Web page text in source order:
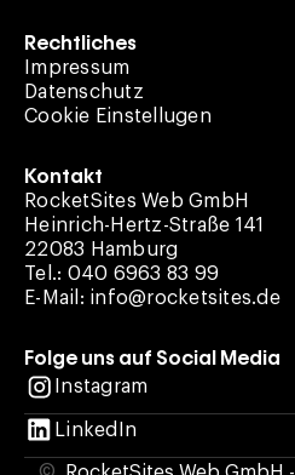
Rechtliches
Impressum
Datenschutz
Cookie Einstellugen
Kontakt
RocketSites Web GmbH
Heinrich-Hertz-Straße 141
22083 Hamburg
Tel.: 040 6963 83 99
E-Mail: info@rocketsites.de
Folge uns auf Social Media
Instagram
LinkedIn